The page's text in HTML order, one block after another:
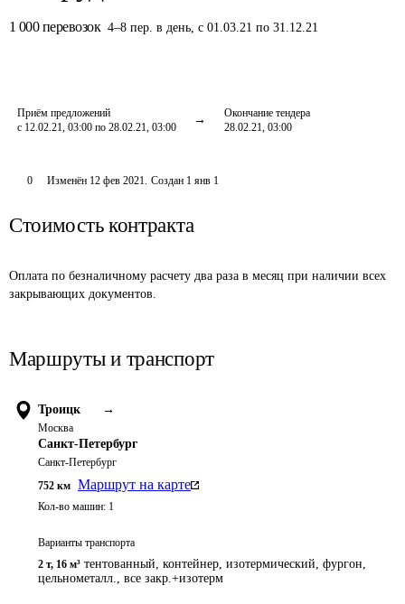
1 000 перевозок 4–8 пер. в день,с 01.03.21 по 31.12.21
Приём предложений
с 12.02.21, 03:00 по 28.02.21, 03:00
Окончание тендера
28.02.21, 03:00
0 Изменён 12 фев 2021. Создан 1 янв 1
Стоимость контракта
Оплата по безналичному расчету два раза в месяц при наличии всех
закрывающих документов.
Маршруты и транспорт
Троицк →
Москва
Санкт-Петербург
Санкт-Петербург
752 км Маршрут на карте
Кол-во машин: 1
Варианты транспорта
2 т, 16 м³ тентованный, контейнер, изотермический, фургон,
цельнометалл., все закр.+изотерм